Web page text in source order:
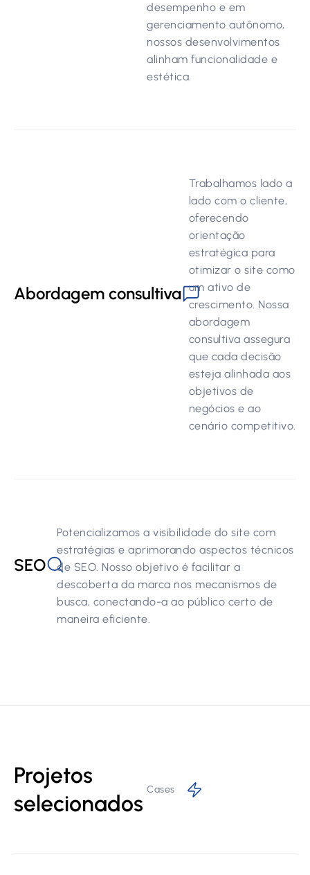
desempenho e em
gerenciamento autônomo,
nossos desenvolvimentos
alinham funcionalidade e
estética.
Abordagem consultiva
Trabalhamos lado a
lado com o cliente,
oferecendo
orientação
estratégica para
otimizar o site como
um ativo de
crescimento. Nossa
abordagem
consultiva assegura
que cada decisão
esteja alinhada aos
objetivos de
negócios e ao
cenário competitivo.
SEO
Potencializamos a visibilidade do site com
estratégias e aprimorando aspectos técnicos
de SEO. Nosso objetivo é facilitar a
descoberta da marca nos mecanismos de
busca, conectando-a ao público certo de
maneira eficiente.
Projetos
selecionados
Cases